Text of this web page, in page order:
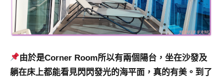
由於是Corner Room所以有兩個陽台，坐在沙發及
躺在床上都能看見閃閃發光的海平面，真的有美。到了